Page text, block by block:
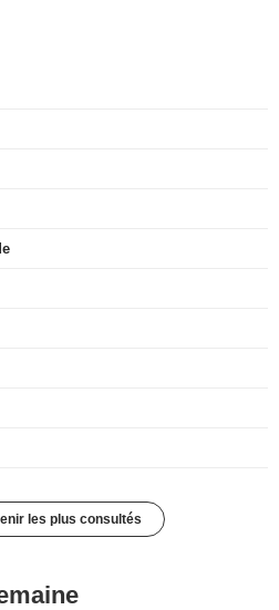
les plus consultés